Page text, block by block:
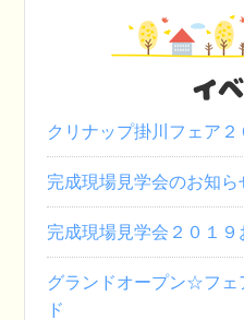
イ
クリナップ掛川フェア２
完成現場見学会のお知ら
完成現場見学会２０１
グランドオープン☆フ
ド